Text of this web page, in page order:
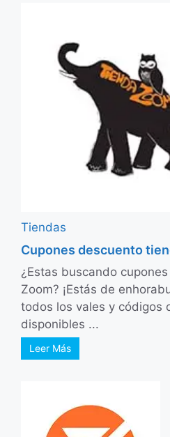
Tiendas
Cupones descuento
¿Estas buscando
Zoom? ¡Estás de
todos los vales y códigos
disponibles ...
Leer Más